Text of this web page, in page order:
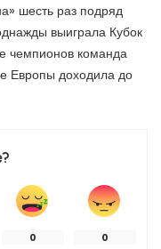
шесть раз подряд
выиграла Кубок
чемпионов команда
Европы доходила до
0 0